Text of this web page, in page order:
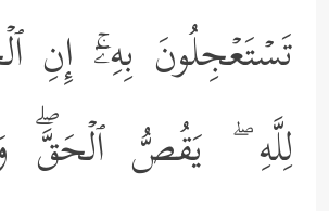
تَسۡتَعۡجِلُونَ بِهِۦۤۚ إِنِ
لِلَّهِ ۖ یَقُصُّ ٱلۡحَقَّۖ